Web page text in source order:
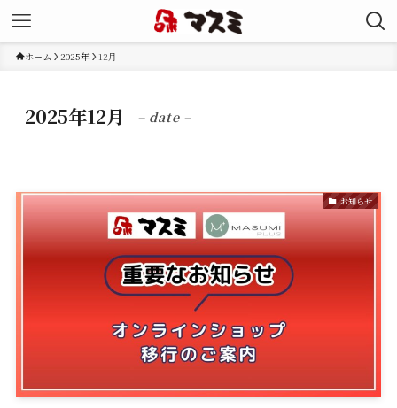
ホーム 2025年 12月
2025年12月 – date –
お知らせ